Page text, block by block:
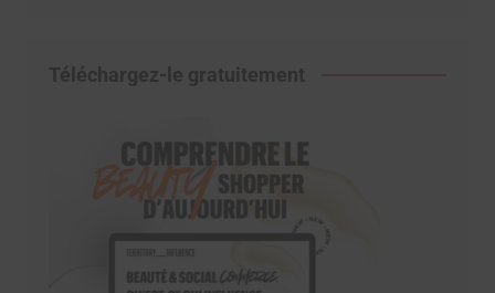
Téléchargez-le gratuitement